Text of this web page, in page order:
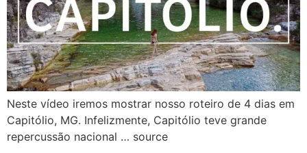
Neste vídeo iremos mostrar nosso roteiro de 4 dias em
Capitólio, MG. Infelizmente, Capitólio teve grande
repercussão nacional … source